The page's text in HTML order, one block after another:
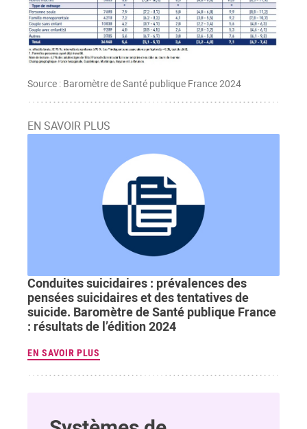
Source : Baromètre de Santé publique France 2024
EN SAVOIR PLUS
Conduites suicidaires : prévalences des
pensées suicidaires et des tentatives de
suicide. Baromètre de Santé publique France
: résultats de l’édition 2024
EN SAVOIR PLUS